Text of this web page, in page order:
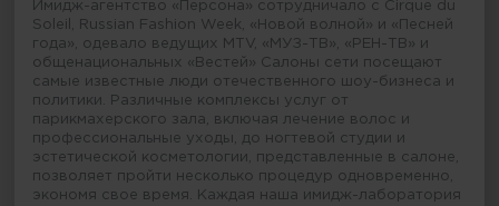
Имидж-агентство «Персона» сотрудничало с Cirque du
Soleil, Russian Fashion Week, «Новой волной» и «Песней
года», одевало ведущих MTV, «МУЗ-ТВ», «РЕН-ТВ» и
общенациональных «Вестей» Салоны сети посещают
самые известные люди отечественного шоу-бизнеса и
политики. Различные комплексы услуг от
парикмахерского зала, включая лечение волос и
профессиональные уходы, до ногтевой студии и
эстетической косметологии, представленные в салоне,
позволяет пройти несколько процедур одновременно,
экономя свое время. Каждая наша имидж-лаборатория